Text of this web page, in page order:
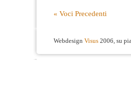
« Voci Precedenti
Webdesign Visus 2006, su